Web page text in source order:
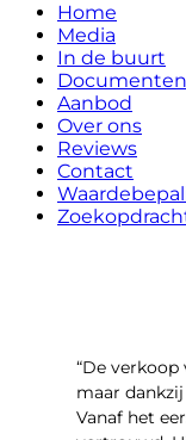
Home
Media
In de buurt
Documenten
Aanbod
Over ons
Reviews
Contact
“​De
maar
Vanaf het